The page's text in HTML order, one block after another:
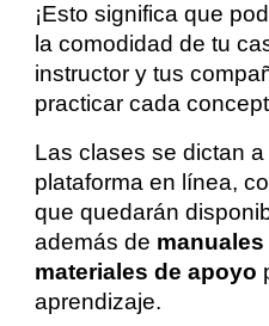
¡Esto significa que
la comodidad de tu
instructor y tus
practicar cada
Las clases se dictan
plataforma en línea,
que quedarán
además de
materiales de apoyo
aprendizaje.